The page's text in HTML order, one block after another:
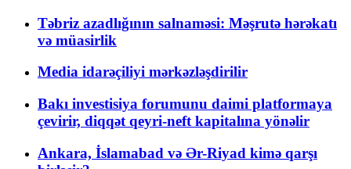
Təbriz azadlığının salnaməsi: Məşrutə hərəkatı
və müasirlik
Media idarəçiliyi mərkəzləşdirilir
Bakı investisiya forumunu daimi platformaya
çevirir, diqqət qeyri-neft kapitalına yönəlir
Ankara, İslamabad və Ər-Riyad kimə qarşı